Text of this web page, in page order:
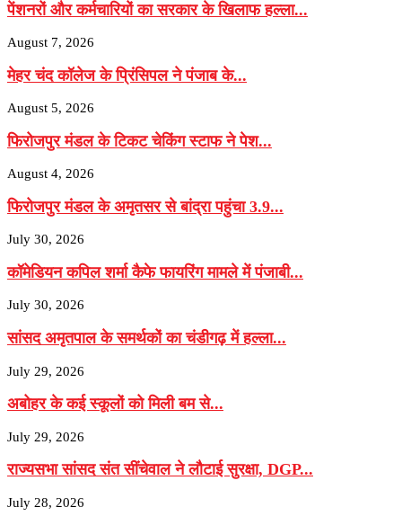
पेंशनरों और कर्मचारियों का सरकार के खिलाफ हल्ला...
August 7, 2026
मेहर चंद कॉलेज के प्रिंसिपल ने पंजाब के...
August 5, 2026
फिरोजपुर मंडल के टिकट चेकिंग स्टाफ ने पेश...
August 4, 2026
फिरोजपुर मंडल के अमृतसर से बांद्रा पहुंचा 3.9...
July 30, 2026
कॉमेडियन कपिल शर्मा कैफे फायरिंग मामले में पंजाबी...
July 30, 2026
सांसद अमृतपाल के समर्थकों का चंडीगढ़ में हल्ला...
July 29, 2026
अबोहर के कई स्कूलों को मिली बम से...
July 29, 2026
राज्यसभा सांसद संत सींचेवाल ने लौटाई सुरक्षा, DGP...
July 28, 2026